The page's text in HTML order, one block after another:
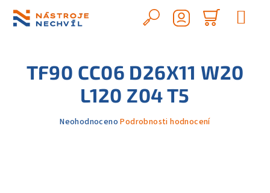
obsah
Hledat
košík
TF90 CC06 D26X11 W20
L120 Z04 T5
Průměrné
Neohodnoceno Podrobnosti hodnocení